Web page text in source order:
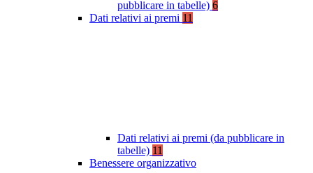
pubblicare in tabelle) 6
Dati relativi ai premi 11
Dati relativi ai premi (da pubblicare in
tabelle) 11
Benessere organizzativo